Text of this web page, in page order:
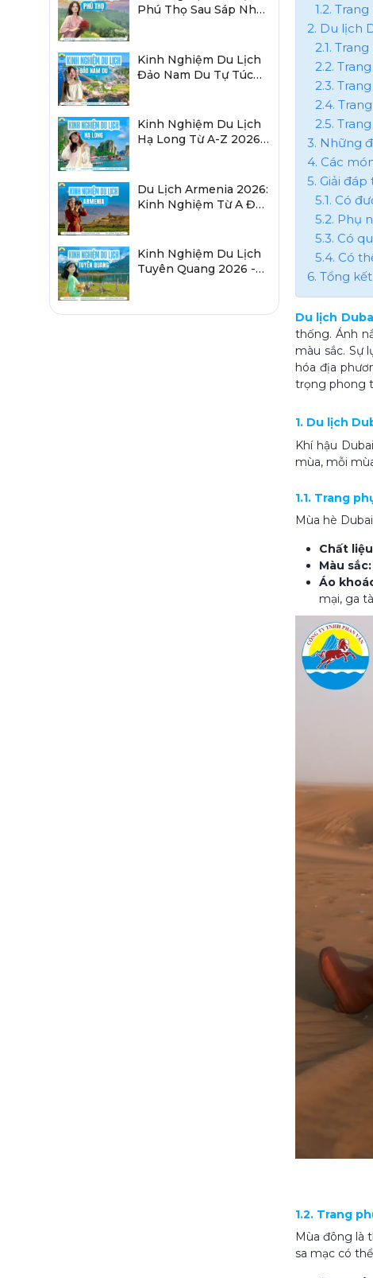
1.2.
2. Du lịch
2.1.
2.2.
2.3.
2.4.
2.5.
3. Những
4. Các
5. Giải
5.1. Có
5.2. Phụ
5.3. Có
5.4. Có
6. Tổng kết
Du lịch
thống. Ánh
màu sắc. Sự
hóa địa
trọng phong
1. Du lịch
Khí hậu
mùa, mỗi
1.1. Trang
Mùa hè
Chất
Màu sắc:
Áo
mại, ga
1.2. Trang
Mùa đông là
sa mạc có
Phú Thọ Sau Sáp Nhập
Kinh Nghiệm Du Lịch
Đảo Nam Du Tự Túc
Kinh Nghiệm Du Lịch
Hạ Long Từ A-Z 2026:
Du Lịch Armenia 2026:
Kinh Nghiệm Từ A Đến
Kinh Nghiệm Du Lịch
Tuyên Quang 2026 -